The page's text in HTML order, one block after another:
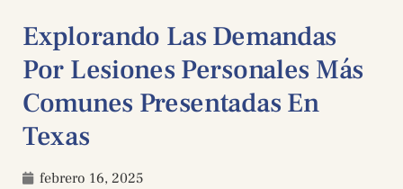
Explorando Las Demandas
Por Lesiones Personales Más
Comunes Presentadas En
Texas
febrero 16, 2025